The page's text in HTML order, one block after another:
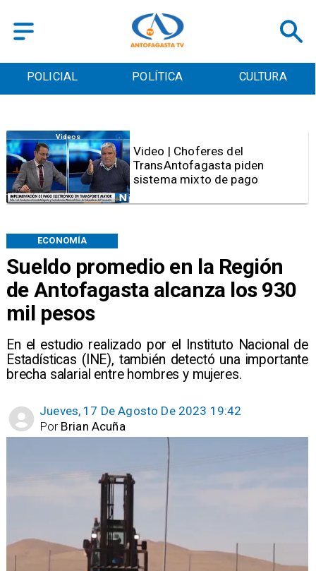
POLICIAL POLÍTICA CULTURA
Sueldo promedio en la Región
de Antofagasta alcanza los 930
mil pesos
En el estudio realizado por el Instituto Nacional de
Estadísticas (INE), también detectó una importante
brecha salarial entre hombres y mujeres.
ECONOMÍA
Jueves, 17 De Agosto De 2023 19:42
Brian Acuña
Por
Videos
Video | Choferes del
TransAntofagasta piden
sistema mixto de pago